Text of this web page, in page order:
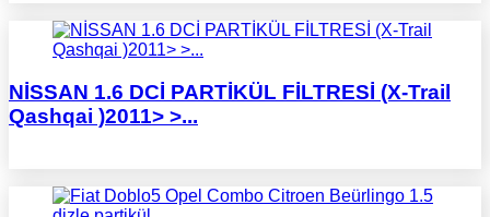
NİSSAN 1.6 DCİ PARTİKÜL FİLTRESİ (X-Trail
Qashqai )2011> >...